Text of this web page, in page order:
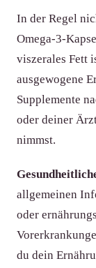
In der Regel
Omega-3-
viszerales Fett
ausgewogene
Supplemente
oder deiner
nimmst.
allgemeinen
oder
du dein